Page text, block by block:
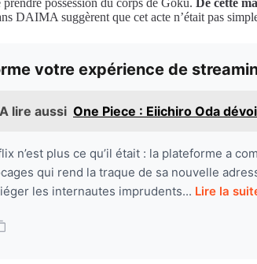
DAIMA suggèrent que cet acte n’était pas
votre expérience de
A lire aussi One Piece : Eiichiro Oda
n’est plus ce qu’il était : la plateforme a
qui rend la traque de sa nouvelle
les internautes imprudents... Lire la